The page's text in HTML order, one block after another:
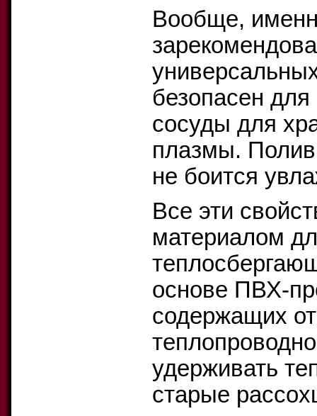
Вообще,
безопасен для
сосуды для
плазмы.
не боится
Все эти
материалом
основе ПВХ-
содержащих
удерживать
старые